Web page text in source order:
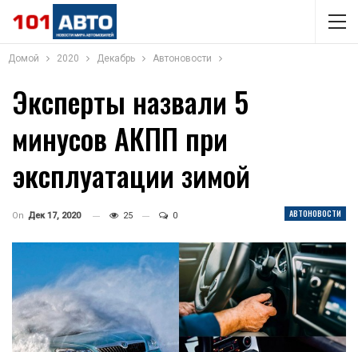
Домой 2020 Декабрь Автоновости
Эксперты назвали 5
минусов АКПП при
эксплуатации зимой
АВТОНОВОСТИ
On Дек 17, 2020 25 0